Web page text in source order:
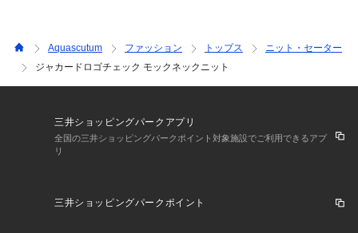
Aquascutum ファッション トップス
ニット・セーター
ジャカードロゴチェック モックネックニット
三井ショッピングパークアプリ
全国の三井ショッピングパークポイント対象施設でご利用できるアプ
リ
三井ショッピングパークポイント